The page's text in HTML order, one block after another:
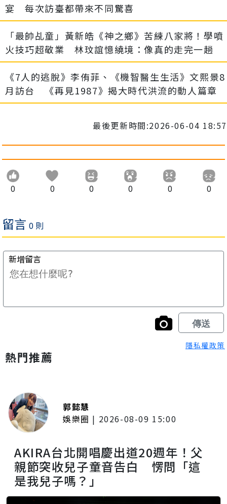
宴 每次訪臺都帶來不同驚喜
「最帥乩童」黃新皓《神之鄉》苦練八家將！學噴
火技巧超敬業 林玟誼憶繞境：像真的走完一趟
《7人的逃脫》李侑菲、《機智醫生生活》文熙景8
月訪台 《再見1987》揭大時代洪流的動人篇章
最後更新時間:2026-06-04 18:57
0 0 0 0 0 0
隱私權政策
熱門推薦
郭懿慧
娛樂圈 | 2026-08-09 15:00
AKIRA台北開唱慶出道20週年！父
親節突收兒子童音告白 愣問「這
是我兒子嗎？」